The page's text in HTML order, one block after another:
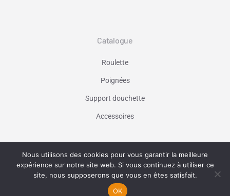
Catalogue
Roulette
Poignées
Support douchette
Accessoires
Vaniseo - votre agence web à Marseille -
En savoir plus
Nous utilisons des cookies pour vous garantir la meilleure
expérience sur notre site web. Si vous continuez à utiliser ce
site, nous supposerons que vous en êtes satisfait.
OK